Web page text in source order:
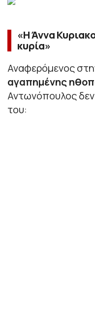
«Η Άννα
κυρία»
Αναφερόμενος
αγαπημένης
Αντωνόπουλος
του: